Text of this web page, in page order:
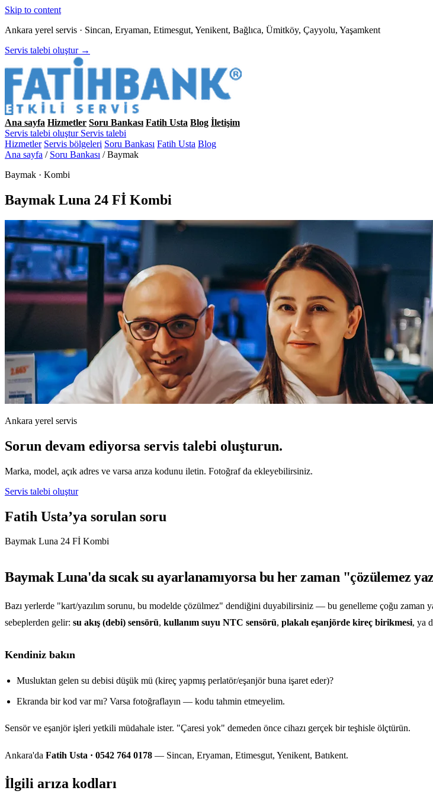
Skip to content
Ankara yerel servis · Sincan, Eryaman, Etimesgut, Yenikent, Bağlıca, Ümitköy, Çayyolu, Yaşamkent
Servis talebi oluştur →
Ana sayfa Hizmetler Soru Bankası Fatih Usta Blog İletişim
Servis talebi oluştur Servis talebi
Hizmetler Servis bölgeleri Soru Bankası Fatih Usta Blog
Ana sayfa / Soru Bankası / Baymak
Baymak · Kombi
Baymak Luna 24 Fİ Kombi
Ankara yerel servis
Sorun devam ediyorsa servis talebi oluşturun.
Marka, model, açık adres ve varsa arıza kodunu iletin. Fotoğraf da ekleyebilirsiniz.
Servis talebi oluştur
Fatih Usta’ya sorulan soru
Baymak Luna 24 Fİ Kombi
Baymak Luna'da sıcak su ayarlanamıyorsa bu her zaman "çözülemez
Bazı yerlerde "kart/yazılım sorunu, bu modelde çözülmez" dendiğini duyabilirsiniz — bu genelleme çoğu zaman
sebeplerden gelir: su akış (debi) sensörü, kullanım suyu NTC sensörü, plakalı eşanjörde kireç birikmesi, ya
Kendiniz bakın
Musluktan gelen su debisi düşük mü (kireç yapmış perlatör/eşanjör buna işaret eder)?
Ekranda bir kod var mı? Varsa fotoğraflayın — kodu tahmin etmeyelim.
Sensör ve eşanjör işleri yetkili müdahale ister. "Çaresi yok" demeden önce cihazı gerçek bir teşhisle ölçtürün.
Ankara'da Fatih Usta · 0542 764 0178 — Sincan, Eryaman, Etimesgut, Yenikent, Batıkent.
İlgili arıza kodları